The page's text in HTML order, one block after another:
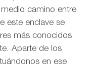
camino entre
este enclave se
más conocidos
Aparte de los
en ese